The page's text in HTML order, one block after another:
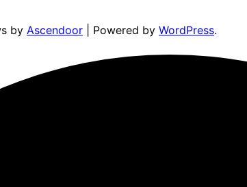
by Ascendoor | Powered by WordPress.